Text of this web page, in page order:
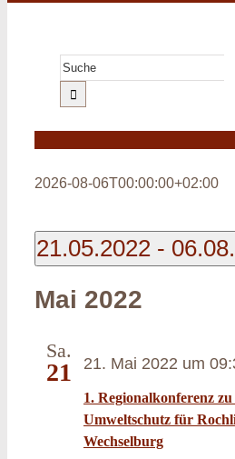
springen
Suche
nach:
2026-08-06T00:00:00+02:00
21.05.2022 -
wählen.
Mai 2022
Sa.
21
1. Regionalkonferenz
Umweltschutz für
Wechselburg
21. Mai 2022 um